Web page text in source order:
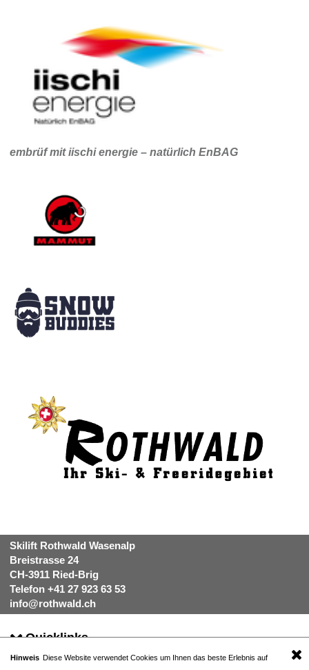
embrüf mit iischi energie – natürlich EnBAG
Skilift Rothwald Wasenalp
Breistrasse 24
CH-3911 Ried-Brig
Telefon +41 27 923 63 53
info@rothwald.ch
Quicklinks
© Skilift Rothwald Wasenalp
Hinweis Diese Website verwendet Cookies um Ihnen das beste Erlebnis auf